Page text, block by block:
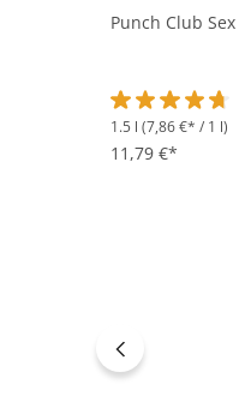
Punch Club
1.5 l (7,86 €* / 1 l)
11,79 €*